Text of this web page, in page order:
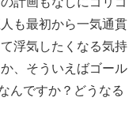
も最初から一気通貫
浮気したくなる気持
、そういえばゴール
んですか？どうなる